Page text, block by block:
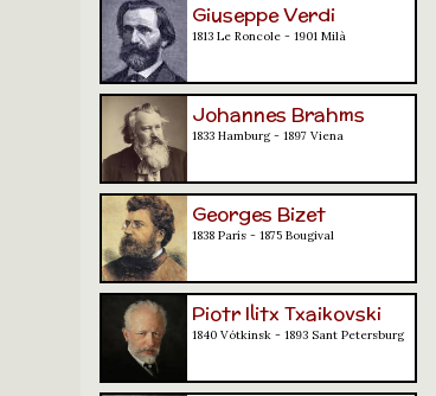
Giuseppe Verdi
1813 Le Roncole - 1901 Milà
Johannes Brahms
1833 Hamburg - 1897 Viena
Georges Bizet
1838 París - 1875 Bougival
Piotr Ilitx Txaikovski
1840 Vótkinsk - 1893 Sant Petersburg